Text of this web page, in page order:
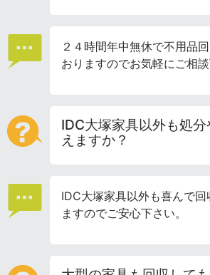
２４時間年中無休で不用品
おりますのでお気軽にご相談
IDC大塚家具以外も処
えますか？
IDC大塚家具以外も喜んで回
ますのでご安心下さい。